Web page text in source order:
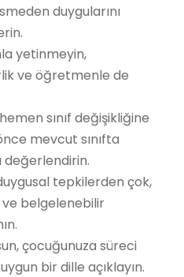
duygularını
yetinmeyin,
ve öğretmenle de
sınıf değişikliğine
mevcut sınıfta
değerlendirin.
tepkilerden çok,
belgelenebilir
çocuğunuza süreci
bir dille açıklayın.